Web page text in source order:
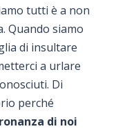
tutti è a non
Quando siamo
di insultare
a urlare
Di
perché
di noi